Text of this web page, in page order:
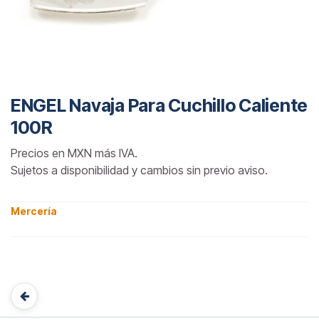
ENGEL Navaja Para Cuchillo Caliente
100R
Precios en MXN más IVA.
Sujetos a disponibilidad y cambios sin previo aviso.
Mercería